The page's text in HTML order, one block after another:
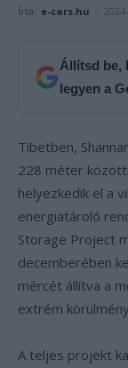
Írta: e-cars.hu -
Állítsd be,
legyen a
Tibetben,
228 méter
helyezkedik el a
energiatároló
Storage Project
decemberében
mércét állítva a
extrém
A teljes projekt